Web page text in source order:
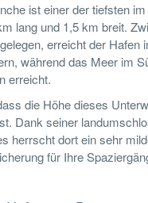
ist einer der tiefsten
lang und 1,5 km breit.
erreicht der Hafen
während das Meer im
erreicht.
die Höhe dieses
Dank seiner
herrscht dort ein sehr
für Ihre